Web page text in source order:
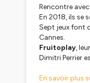
Rencontre avec
En 2018, ils se
Sept jeux font
Cannes.
Fruitoplay,
Dimitri Perrier
En savoir plus